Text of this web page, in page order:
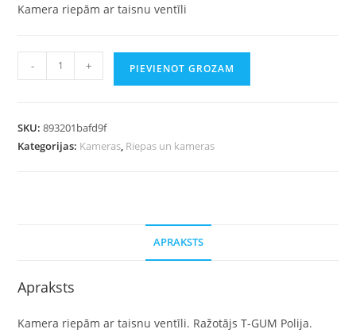
Kamera riepām ar taisnu ventīli
- + PIEVIENOT GROZAM
SKU:893201bafd9f
Kategorijas: Kameras, Riepas un kameras
APRAKSTS
Apraksts
Kamera riepām ar taisnu ventīli. Ražotājs T-GUM Polija.